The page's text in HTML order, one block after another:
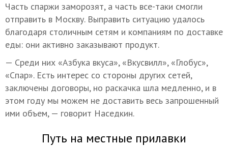
Часть спаржи заморозят, а часть все-таки смогли
отправить в Москву. Выправить ситуацию удалось
благодаря столичным сетям и компаниям по доставке
еды: они активно заказывают продукт.
— Среди них «Азбука вкуса», «Вкусвилл», «Глобус»,
«Спар». Есть интерес со стороны других сетей,
заключены договоры, но раскачка шла медленно, и в
этом году мы можем не доставить весь запрошенный
ими объем, — говорит Наседкин.
Путь на местные прилавки